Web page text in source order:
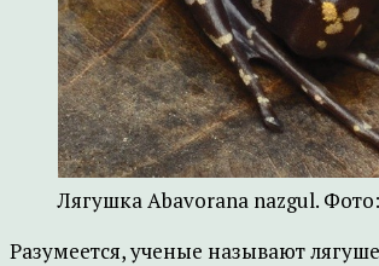
Лягушка Abavorana nazgul.
Разумеется, ученые называют